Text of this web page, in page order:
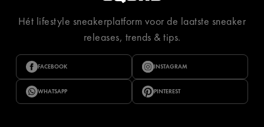
Hét lifestyle sneakerplatform voor de laatste sneaker
releases, trends & tips.
FACEBOOK INSTAGRAM
WHATSAPP PINTEREST